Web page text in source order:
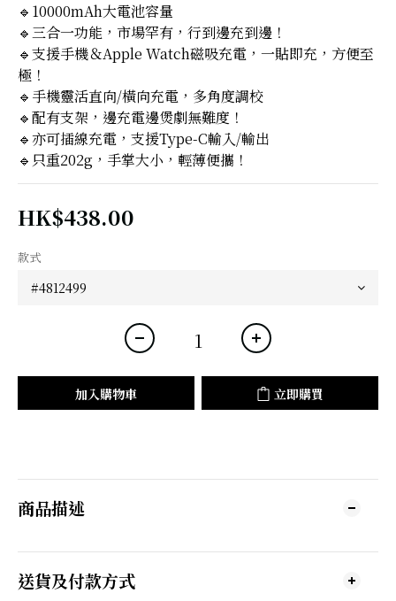
🔹10000mAh大電池容量
🔹三合一功能，市場罕有，行到邊充到邊！
🔹支援手機＆Apple Watch磁吸充電，一貼即充，方便至
極！
🔹手機靈活直向/橫向充電，多角度調校
🔹配有支架，邊充電邊煲劇無難度！
🔹亦可插線充電，支援Type-C輸入/輸出
🔹只重202g，手掌大小，輕薄便攜！
HK$438.00
款式
加入購物車 立即購買
商品描述
送貨及付款方式